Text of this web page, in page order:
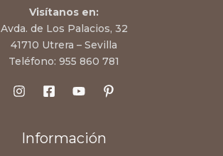
Visítanos en:
Avda. de Los Palacios, 32
41710 Utrera – Sevilla
Teléfono: 955 860 781
Información